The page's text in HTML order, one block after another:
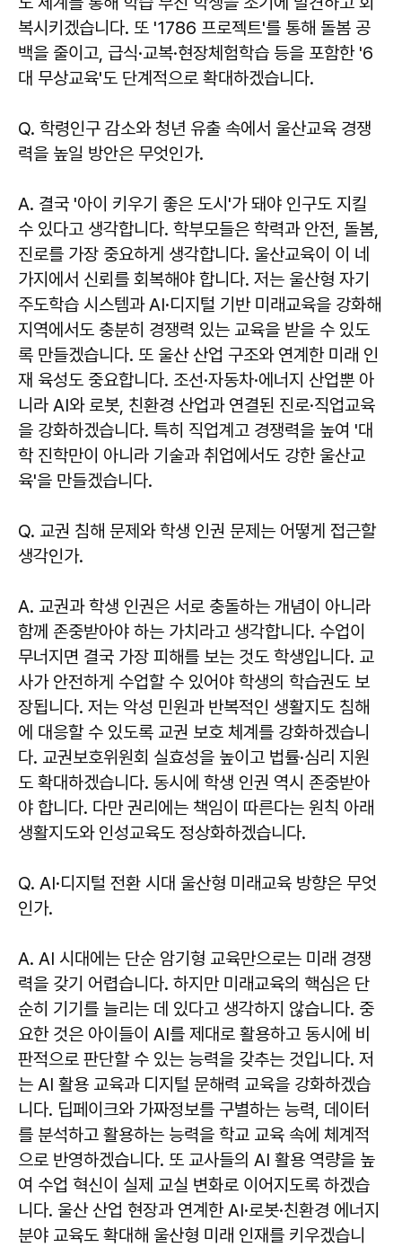
복시키겠습니다. 또 '1786 프로젝트'를 통해 돌봄 공
백을 줄이고, 급식·교복·현장체험학습 등을 포함한 '6
대 무상교육'도 단계적으로 확대하겠습니다.
Q. 학령인구 감소와 청년 유출 속에서 울산교육 경쟁
력을 높일 방안은 무엇인가.
A. 결국 '아이 키우기 좋은 도시'가 돼야 인구도 지킬
수 있다고 생각합니다. 학부모들은 학력과 안전, 돌봄,
진로를 가장 중요하게 생각합니다. 울산교육이 이 네
가지에서 신뢰를 회복해야 합니다. 저는 울산형 자기
주도학습 시스템과 AI·디지털 기반 미래교육을 강화해
지역에서도 충분히 경쟁력 있는 교육을 받을 수 있도
록 만들겠습니다. 또 울산 산업 구조와 연계한 미래 인
재 육성도 중요합니다. 조선·자동차·에너지 산업뿐 아
니라 AI와 로봇, 친환경 산업과 연결된 진로·직업교육
을 강화하겠습니다. 특히 직업계고 경쟁력을 높여 '대
학 진학만이 아니라 기술과 취업에서도 강한 울산교
육'을 만들겠습니다.
Q. 교권 침해 문제와 학생 인권 문제는 어떻게 접근할
생각인가.
A. 교권과 학생 인권은 서로 충돌하는 개념이 아니라
함께 존중받아야 하는 가치라고 생각합니다. 수업이
무너지면 결국 가장 피해를 보는 것도 학생입니다. 교
사가 안전하게 수업할 수 있어야 학생의 학습권도 보
장됩니다. 저는 악성 민원과 반복적인 생활지도 침해
에 대응할 수 있도록 교권 보호 체계를 강화하겠습니
다. 교권보호위원회 실효성을 높이고 법률·심리 지원
도 확대하겠습니다. 동시에 학생 인권 역시 존중받아
야 합니다. 다만 권리에는 책임이 따른다는 원칙 아래
생활지도와 인성교육도 정상화하겠습니다.
Q. AI·디지털 전환 시대 울산형 미래교육 방향은 무엇
인가.
A. AI 시대에는 단순 암기형 교육만으로는 미래 경쟁
력을 갖기 어렵습니다. 하지만 미래교육의 핵심은 단
순히 기기를 늘리는 데 있다고 생각하지 않습니다. 중
요한 것은 아이들이 AI를 제대로 활용하고 동시에 비
판적으로 판단할 수 있는 능력을 갖추는 것입니다. 저
는 AI 활용 교육과 디지털 문해력 교육을 강화하겠습
니다. 딥페이크와 가짜정보를 구별하는 능력, 데이터
를 분석하고 활용하는 능력을 학교 교육 속에 체계적
으로 반영하겠습니다. 또 교사들의 AI 활용 역량을 높
여 수업 혁신이 실제 교실 변화로 이어지도록 하겠습
니다. 울산 산업 현장과 연계한 AI·로봇·친환경 에너지
분야 교육도 확대해 울산형 미래 인재를 키우겠습니